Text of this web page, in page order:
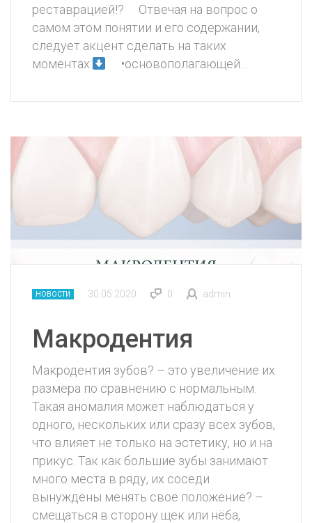
реставрацией!? ⠀ Отвечая на вопрос о
самом этом понятии и его содержании,
следует акцент сделать на таких
моментах:
⠀ •основополагающей…
НОВОСТИ 30.05.2020 0 admin
Макродентия
Макродентия зубов? – это увеличение их
размера по сравнению с нормальным.
Такая аномалия может наблюдаться у
одного, нескольких или сразу всех зубов,
что влияет не только на эстетику, но и на
прикус. Так как большие зубы занимают
много места в ряду, их соседи
вынуждены менять свое положение? –
смещаться в сторону щек или нёба,